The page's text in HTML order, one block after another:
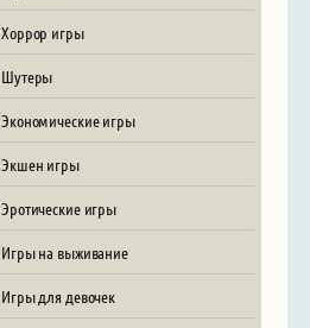
Хоррор игры
Шутеры
Экономические игры
Экшен игры
Эротические игры
Игры на выживание
Игры для девочек